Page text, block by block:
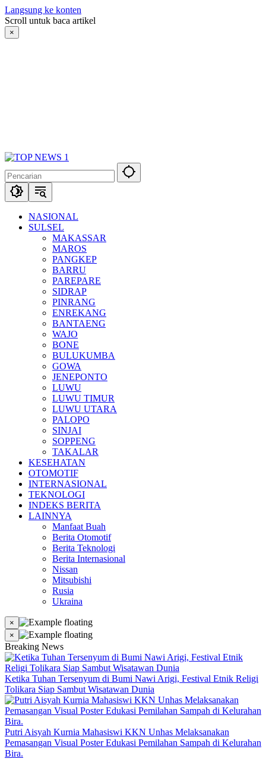
Langsung ke konten
Scroll untuk baca artikel
×
NASIONAL
SULSEL
MAKASSAR
MAROS
PANGKEP
BARRU
PAREPARE
SIDRAP
PINRANG
ENREKANG
BANTAENG
WAJO
BONE
BULUKUMBA
GOWA
JENEPONTO
LUWU
LUWU TIMUR
LUWU UTARA
PALOPO
SINJAI
SOPPENG
TAKALAR
KESEHATAN
OTOMOTIF
INTERNASIONAL
TEKNOLOGI
INDEKS BERITA
LAINNYA
Manfaat Buah
Berita Otomotif
Berita Teknologi
Berita Internasional
Nissan
Mitsubishi
Rusia
Ukraina
×
×
Breaking News
Ketika Tuhan Tersenyum di Bumi Nawi Arigi, Festival Etnik Religi
Tolikara Siap Sambut Wisatawan Dunia
Putri Aisyah Kurnia Mahasiswi KKN Unhas Melaksanakan
Pemasangan Visual Poster Edukasi Pemilahan Sampah di Kelurahan
Bira.